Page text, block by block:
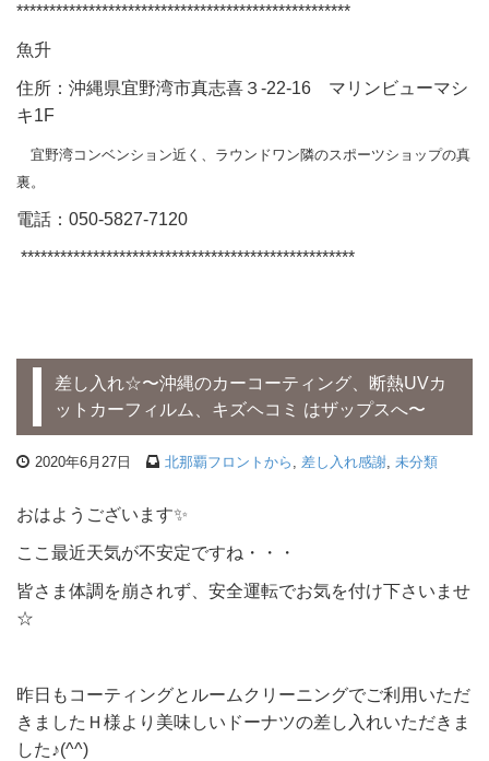
***************************************************
魚升
住所：沖縄県宜野湾市真志喜３-22-16 マリンビューマシ
キ1F
宜野湾コンベンション近く、ラウンドワン隣のスポーツショップの真
裏。
電話：050-5827-7120
***************************************************
差し入れ☆〜沖縄のカーコーティング、断熱UVカ
ットカーフィルム、キズヘコミ はザップスへ〜
2020年6月27日 北那覇フロントから , 差し入れ感謝, 未分類
おはようございます✨
ここ最近天気が不安定ですね・・・
皆さま体調を崩されず、安全運転でお気を付け下さいませ
☆
昨日もコーティングとルームクリーニングでご利用いただ
きましたＨ様より美味しいドーナツの差し入れいただきま
した♪(^^)